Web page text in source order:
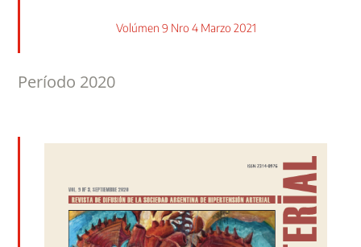
Volúmen 9 Nro 4 Marzo 2021
Período 2020